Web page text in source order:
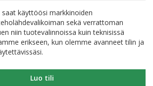
käyttöösi markkinoiden
sekä verrattoman
niin tuotevalinnoissa kuin teknisissä
erikseen, kun olemme avanneet tilin ja
Luo tili